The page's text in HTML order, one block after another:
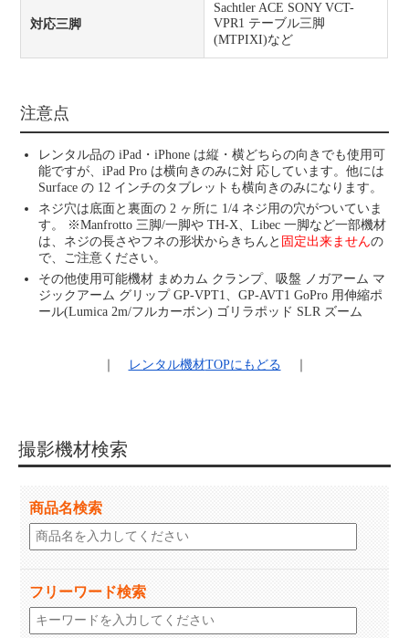
対応三脚
Sachtler ACE SONY VCT-
VPR1 テーブル三脚
(MTPIXI)など
注意点
レンタル品の iPad・iPhone は縦・横どちらの向きでも使用可
能ですが、iPad Pro は横向きのみに対 応しています。他には
Surface の 12 インチのタブレットも横向きのみになります。
ネジ穴は底面と裏面の 2 ヶ所に 1/4 ネジ用の穴がついていま
す。 ※Manfrotto 三脚/一脚や TH-X、Libec 一脚など一部機材
は、ネジの長さやフネの形状からきちんと 固定出来ませんの
で、ご注意ください。
その他使用可能機材 まめカム クランプ、吸盤 ノガアーム マ
ジックアーム グリップ GP-VPT1、GP-AVT1 GoPro 用伸縮ポ
ール(Lumica 2m/フルカーボン) ゴリラポッド SLR ズーム
レンタル機材TOPにもどる
撮影機材検索
商品名検索
フリーワード検索